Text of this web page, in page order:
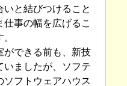
いと結びつけること
事の幅を広げるこ
ができる前も、新技
いましたが、ソフテ
ソフトウェアハウス